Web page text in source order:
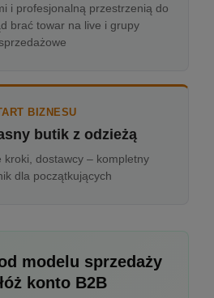
i profesjonalną przestrzenią do
brać towar na live i grupy
BIZNESU
butik z odzieżą
kroki, dostawcy – kompletny
dla początkujących
modelu sprzedaży
konto B2B